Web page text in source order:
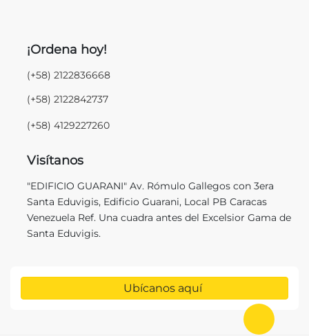
Ir al
¡Ordena hoy!
(+58) 2122836668
(+58) 2122842737
(+58) 4129227260
Visítanos
"EDIFICIO GUARANI" Av. Rómulo Gallegos con 3era
Santa Eduvigis, Edificio Guarani, Local PB Caracas
Venezuela Ref. Una cuadra antes del Excelsior Gama de
Santa Eduvigis.
Ubícanos aquí